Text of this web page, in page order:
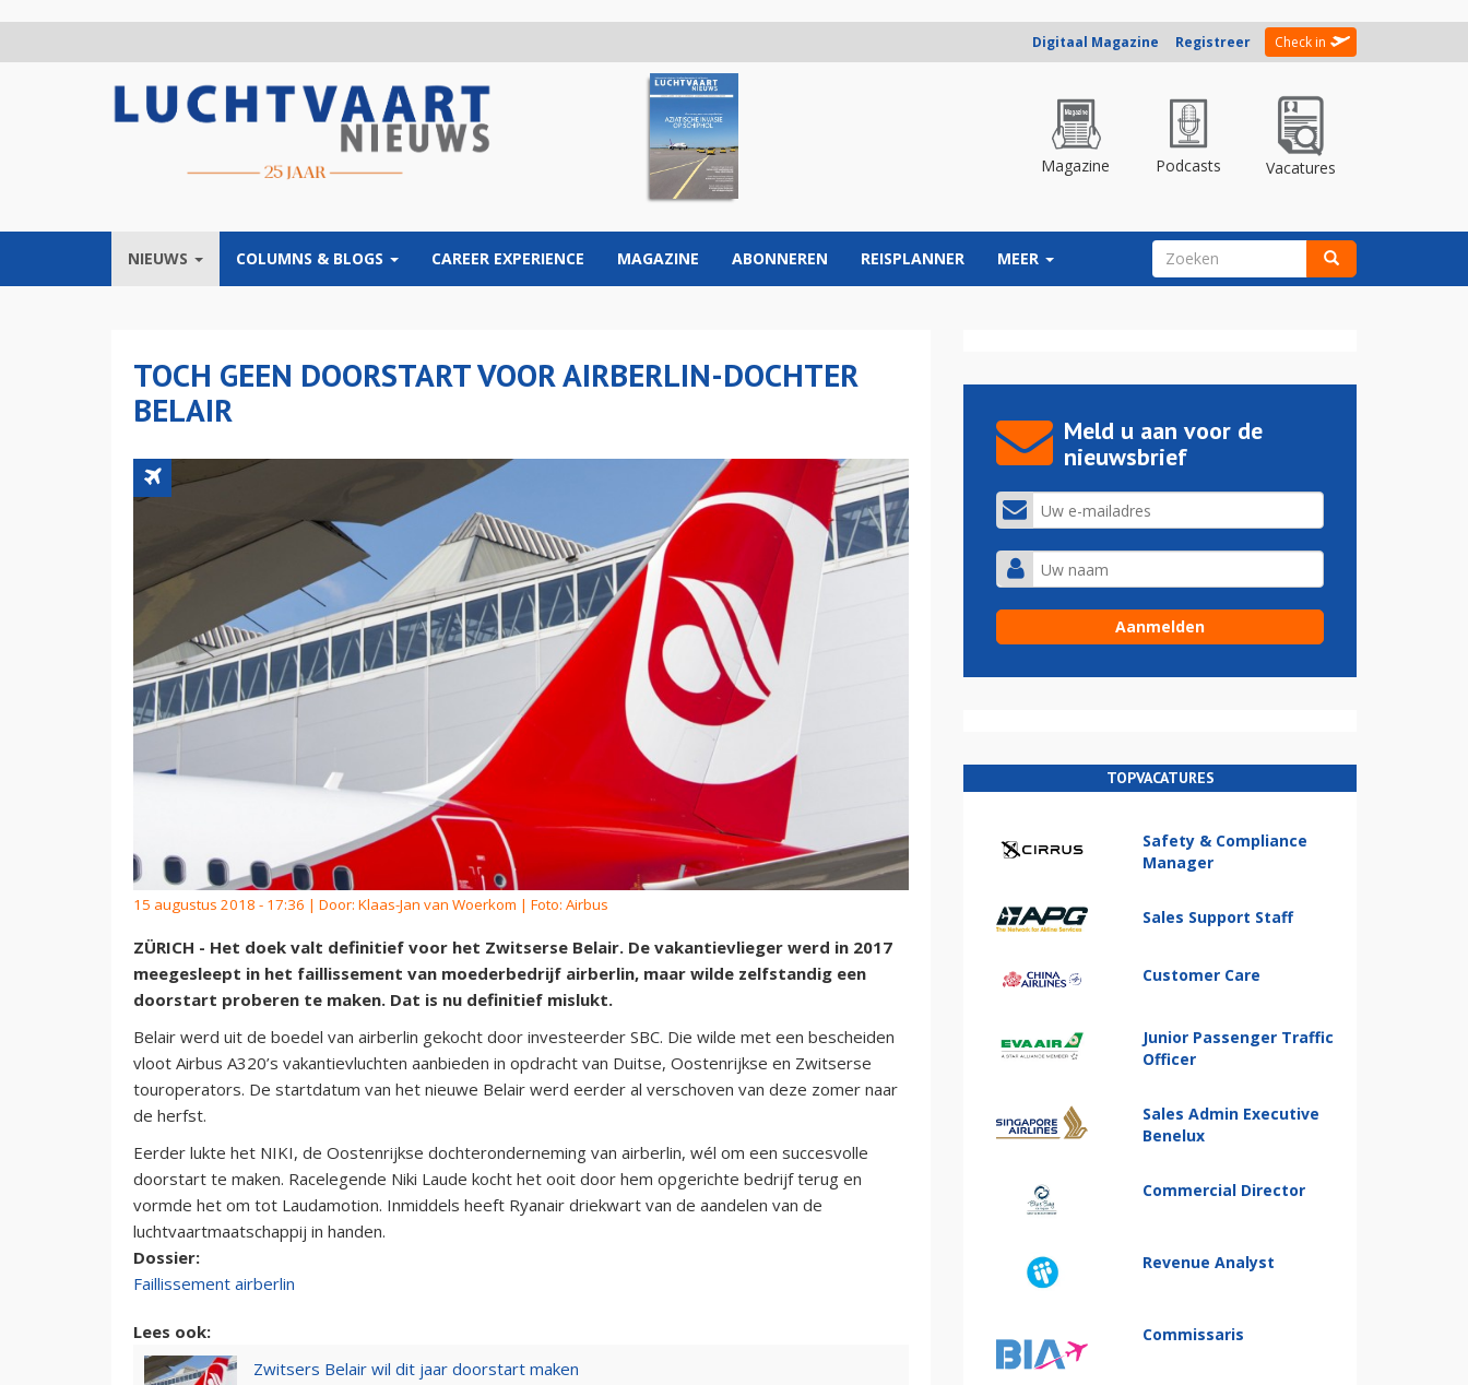
Digitaal Magazine Registreer Check in
Magazine Podcasts Vacatures
NIEUWS COLUMNS & BLOGS CAREER EXPERIENCE MAGAZINE ABONNEREN REISPLANNER MEER ZOEKVELD
TOCH GEEN DOORSTART VOOR AIRBERLIN-DOCHTER
BELAIR
15 augustus 2018 - 17:36 | Door: Klaas-Jan van Woerkom | Foto: Airbus
ZÜRICH - Het doek valt definitief voor het Zwitserse Belair. De vakantievlieger werd in 2017
meegesleept in het faillissement van moederbedrijf airberlin, maar wilde zelfstandig een
doorstart proberen te maken. Dat is nu definitief mislukt.
Belair werd uit de boedel van airberlin gekocht door investeerder SBC. Die wilde met een bescheiden
vloot Airbus A320’s vakantievluchten aanbieden in opdracht van Duitse, Oostenrijkse en Zwitserse
touroperators. De startdatum van het nieuwe Belair werd eerder al verschoven van deze zomer naar
de herfst.
Eerder lukte het NIKI, de Oostenrijkse dochteronderneming van airberlin, wél om een succesvolle
doorstart te maken. Racelegende Niki Laude kocht het ooit door hem opgerichte bedrijf terug en
vormde het om tot Laudamotion. Inmiddels heeft Ryanair driekwart van de aandelen van de
luchtvaartmaatschappij in handen.
Dossier:
Faillissement airberlin
Lees ook:
Zwitsers Belair wil dit jaar doorstart maken
Meld u aan voor de
nieuwsbrief
TOPVACATURES
Safety & Compliance
Manager
Sales Support Staff
Customer Care
Junior Passenger Traffic
Officer
Sales Admin Executive
Benelux
Commercial Director
Revenue Analyst
Commissaris